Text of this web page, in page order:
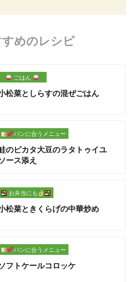
めのレシピ
ごはん
松菜としらすの混ぜごはん
パンに合うメニュー
のピカタ大豆のラタトゥイユ
ース添え
お弁当にも
松菜ときくらげの中華炒め
パンに合うメニュー
フトケールコロッケ